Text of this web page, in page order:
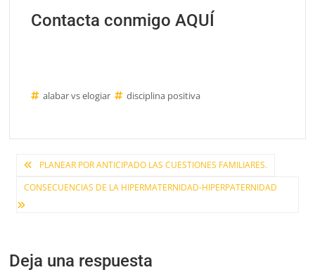
Contacta conmigo AQUÍ
alabar vs elogiar disciplina positiva
Navegación
de
PLANEAR POR ANTICIPADO LAS CUESTIONES FAMILIARES.
CONSECUENCIAS DE LA HIPERMATERNIDAD-HIPERPATERNIDAD
Deja una respuesta